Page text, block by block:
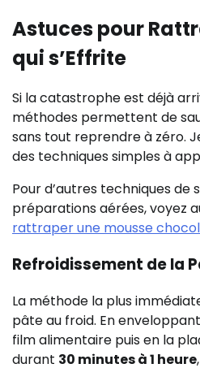
Astuces pour
qui s’Effrite
Si la catastrophe est déjà
méthodes permettent de
sans tout reprendre à zéro.
des techniques simples à
Pour d’autres techniques de
préparations aérées, voyez
rattraper une mousse
Refroidissement de la
La méthode la plus
pâte au froid. En
film alimentaire puis en la
durant 30 minutes à 1 heure